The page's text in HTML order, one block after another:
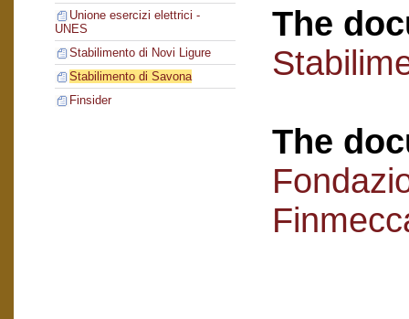
Unione esercizi elettrici -
UNES
Stabilimento di Novi Ligure
Stabilimento di Savona
Finsider
The
The